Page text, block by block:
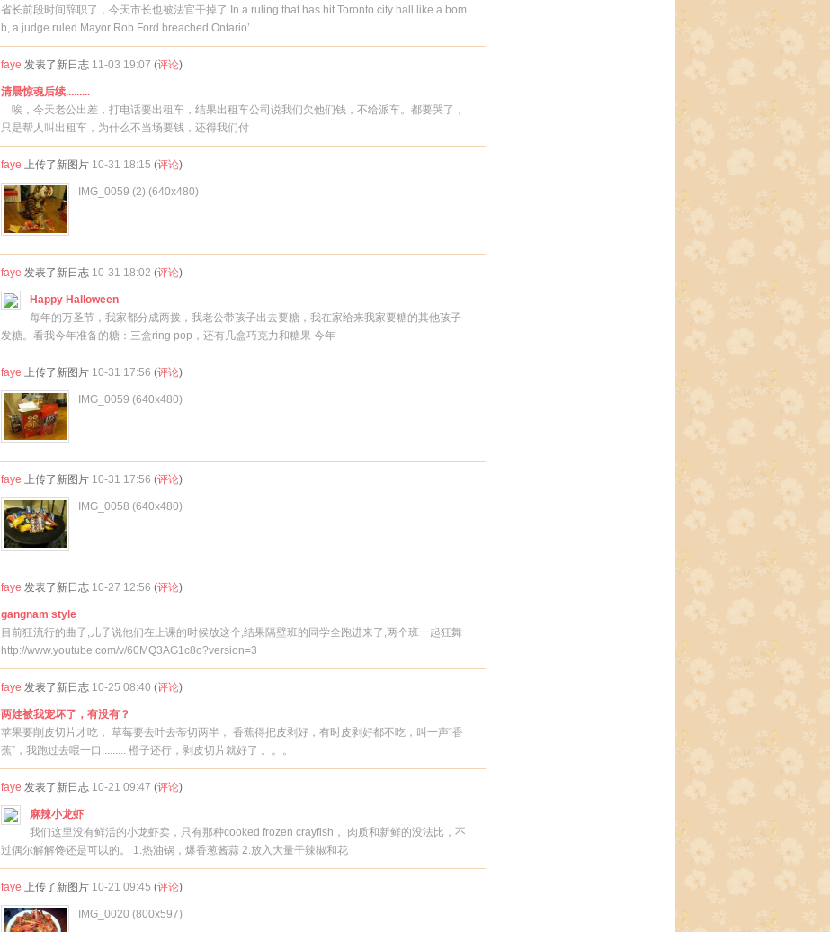
省长前段时间辞职了，今天市长也被法官干掉了 In a ruling that has hit Toronto city hall like a bom
b, a judge ruled Mayor Rob Ford breached Ontario’
faye 发表了新日志 11-03 19:07 (评论)
清晨惊魂后续.........
唉，今天老公出差，打电话要出租车，结果出租车公司说我们欠他们钱，不给派车。都要哭了，
只是帮人叫出租车，为什么不当场要钱，还得我们付
faye 上传了新图片 10-31 18:15 (评论)
IMG_0059 (2) (640x480)
faye 发表了新日志 10-31 18:02 (评论)
Happy Halloween
每年的万圣节，我家都分成两拨，我老公带孩子出去要糖，我在家给来我家要糖的其他孩子
发糖。看我今年准备的糖：三盒ring pop，还有几盒巧克力和糖果 今年
faye 上传了新图片 10-31 17:56 (评论)
IMG_0059 (640x480)
faye 上传了新图片 10-31 17:56 (评论)
IMG_0058 (640x480)
faye 发表了新日志 10-27 12:56 (评论)
gangnam style
目前狂流行的曲子,儿子说他们在上课的时候放这个,结果隔壁班的同学全跑进来了,两个班一起狂舞
http://www.youtube.com/v/60MQ3AG1c8o?version=3
faye 发表了新日志 10-25 08:40 (评论)
两娃被我宠坏了，有没有？
苹果要削皮切片才吃， 草莓要去叶去蒂切两半， 香蕉得把皮剥好，有时皮剥好都不吃，叫一声“香
蕉”，我跑过去喂一口......... 橙子还行，剥皮切片就好了 。。。
faye 发表了新日志 10-21 09:47 (评论)
麻辣小龙虾
我们这里没有鲜活的小龙虾卖，只有那种cooked frozen crayfish， 肉质和新鲜的没法比，不
过偶尔解解馋还是可以的。 1.热油锅，爆香葱酱蒜 2.放入大量干辣椒和花
faye 上传了新图片 10-21 09:45 (评论)
IMG_0020 (800x597)